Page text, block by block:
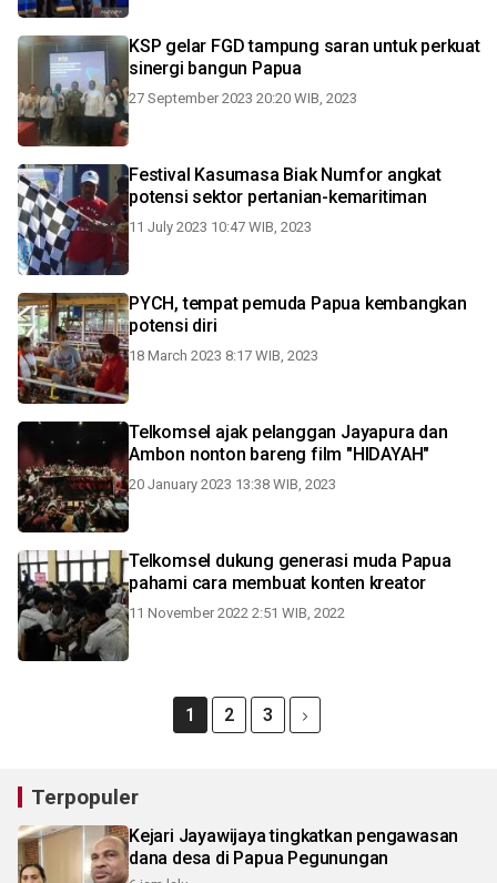
KSP gelar FGD tampung saran untuk perkuat
sinergi bangun Papua
27 September 2023 20:20 WIB, 2023
Festival Kasumasa Biak Numfor angkat
potensi sektor pertanian-kemaritiman
11 July 2023 10:47 WIB, 2023
PYCH, tempat pemuda Papua kembangkan
potensi diri
18 March 2023 8:17 WIB, 2023
Telkomsel ajak pelanggan Jayapura dan
Ambon nonton bareng film "HIDAYAH"
20 January 2023 13:38 WIB, 2023
Telkomsel dukung generasi muda Papua
pahami cara membuat konten kreator
11 November 2022 2:51 WIB, 2022
1 2 3
Terpopuler
Kejari Jayawijaya tingkatkan pengawasan
dana desa di Papua Pegunungan